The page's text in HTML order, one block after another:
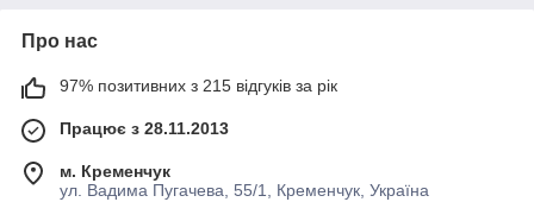
Про нас
97% позитивних з 215 відгуків за рік
Працює з 28.11.2013
м. Кременчук
ул. Вадима Пугачева, 55/1, Кременчук, Україна